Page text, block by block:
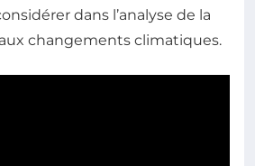
dans l’analyse de la
changements climatiques.